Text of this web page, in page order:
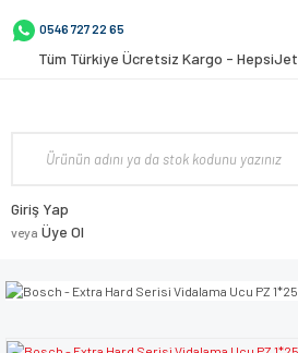
0546 727 22 65
Tüm Türkiye Ücretsiz Kargo - HepsiJet
Giriş Yap
veya Üye Ol